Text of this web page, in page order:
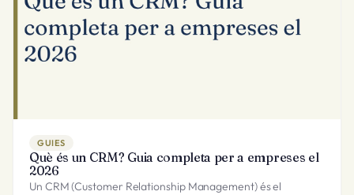
GUIES
Què és un CRM? Guia completa per a empreses el
2026
Un CRM (Customer Relationship Management) és el